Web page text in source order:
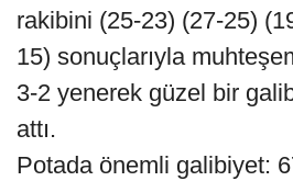
rakibini (25-23) (27-25)
15) sonuçlarıyla
3-2 yenerek güzel bir
attı.
Potada önemli galibiyet: